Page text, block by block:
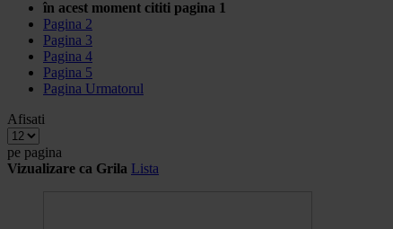
în acest moment cititi pagina 1
Pagina 2
Pagina 3
Pagina 4
Pagina 5
Pagina Urmatorul
Afisati
pe pagina
Vizualizare ca Grila Lista